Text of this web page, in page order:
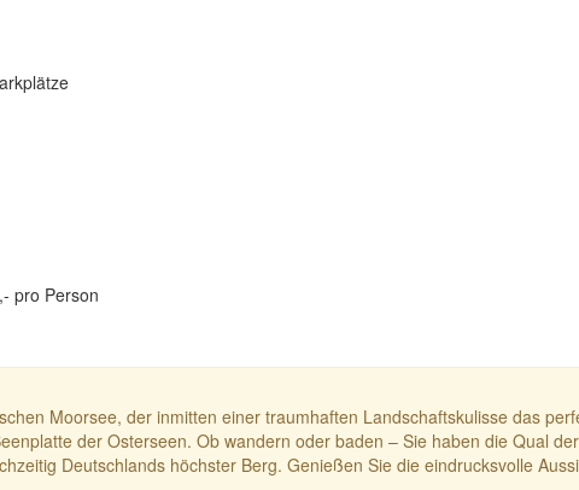
pro Person
Moorsee, der inmitten einer traumhaften Landschaftskulisse das
der Osterseen. Ob wandern oder baden – Sie haben die Qual
Deutschlands höchster Berg. Genießen Sie die eindrucksvolle